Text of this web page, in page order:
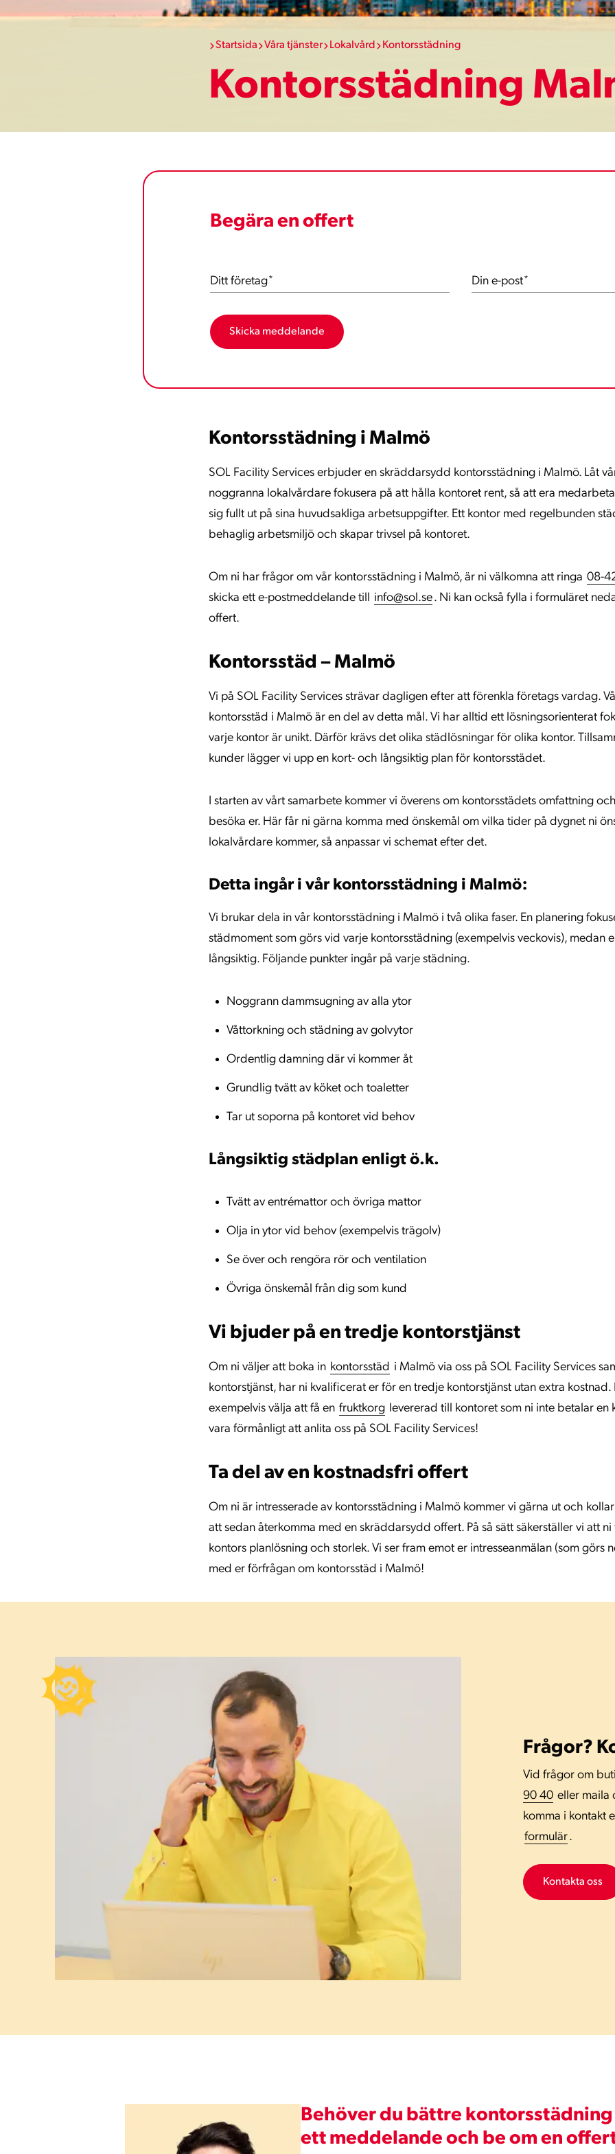
Startsida Våra tjänster Lokalvård Kontorsstädning
Kontorsstädning
Begära en offert
Ditt företag* Din e-post*
Kontorsstädning i Malmö
SOL Facility Services erbjuder en skräddarsydd kontorsstädning i Malmö. Låt
noggranna lokalvårdare fokusera på att hålla kontoret rent, så att era
sig fullt ut på sina huvudsakliga arbetsuppgifter. Ett kontor med regelbunden
behaglig arbetsmiljö och skapar trivsel på kontoret.
Om ni har frågor om vår kontorsstädning i Malmö, är ni välkomna att ringa 08-
skicka ett e-postmeddelande till info@sol.se. Ni kan också fylla i formuläret
offert.
Kontorsstäd – Malmö
Vi på SOL Facility Services strävar dagligen efter att förenkla företags vardag.
kontorsstäd i Malmö är en del av detta mål. Vi har alltid ett lösningsorienterat
varje kontor är unikt. Därför krävs det olika städlösningar för olika kontor.
kunder lägger vi upp en kort- och långsiktig plan för kontorsstädet.
I starten av vårt samarbete kommer vi överens om kontorsstädets omfattning
besöka er. Här får ni gärna komma med önskemål om vilka tider på dygnet ni
lokalvårdare kommer, så anpassar vi schemat efter det.
Detta ingår i vår kontorsstädning i Malmö:
Vi brukar dela in vår kontorsstädning i Malmö i två olika faser. En planering
städmoment som görs vid varje kontorsstädning (exempelvis veckovis), medan
långsiktig. Följande punkter ingår på varje städning.
Noggrann dammsugning av alla ytor
Våttorkning och städning av golvytor
Ordentlig damning där vi kommer åt
Grundlig tvätt av köket och toaletter
Tar ut soporna på kontoret vid behov
Långsiktig städplan enligt ö.k.
Tvätt av entrémattor och övriga mattor
Olja in ytor vid behov (exempelvis trägolv)
Se över och rengöra rör och ventilation
Övriga önskemål från dig som kund
Vi bjuder på en tredje kontorstjänst
Om ni väljer att boka in kontorsstäd i Malmö via oss på SOL Facility Services
kontorstjänst, har ni kvalificerat er för en tredje kontorstjänst utan extra kostnad.
exempelvis välja att få en fruktkorg levererad till kontoret som ni inte betalar en
vara förmånligt att anlita oss på SOL Facility Services!
Ta del av en kostnadsfri offert
Om ni är intresserade av kontorsstädning i Malmö kommer vi gärna ut och
att sedan återkomma med en skräddarsydd offert. På så sätt säkerställer vi att
kontors planlösning och storlek. Vi ser fram emot er intresseanmälan (som görs
med er förfrågan om kontorsstäd i Malmö!
Frågor?
Vid frågor om
90 40 eller maila
komma i kontakt
formulär.
Kontakta oss
Behöver du bättre kontorsstädning
ett meddelande och be om en